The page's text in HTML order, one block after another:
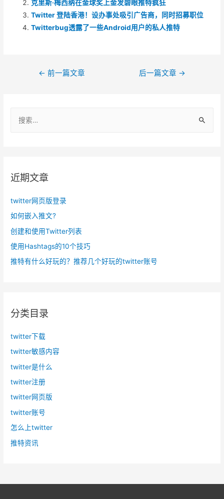
克里斯·梅西纳在金球奖上金发碧眼推特疯狂
Twitter 登陆香港！设办事处吸引广告商，同时招募职位
Twitterbug透露了一些Android用户的私人推特
航
← 前一篇文章 后一篇文章 →
近期文章
twitter网页版登录
如何嵌入推文?
创建和使用Twitter列表
使用Hashtags的10个技巧
推特有什么好玩的？推荐几个好玩的twitter账号
分类目录
twitter下载
twitter敏感内容
twitter是什么
twitter注册
twitter网页版
twitter账号
怎么上twitter
推特资讯